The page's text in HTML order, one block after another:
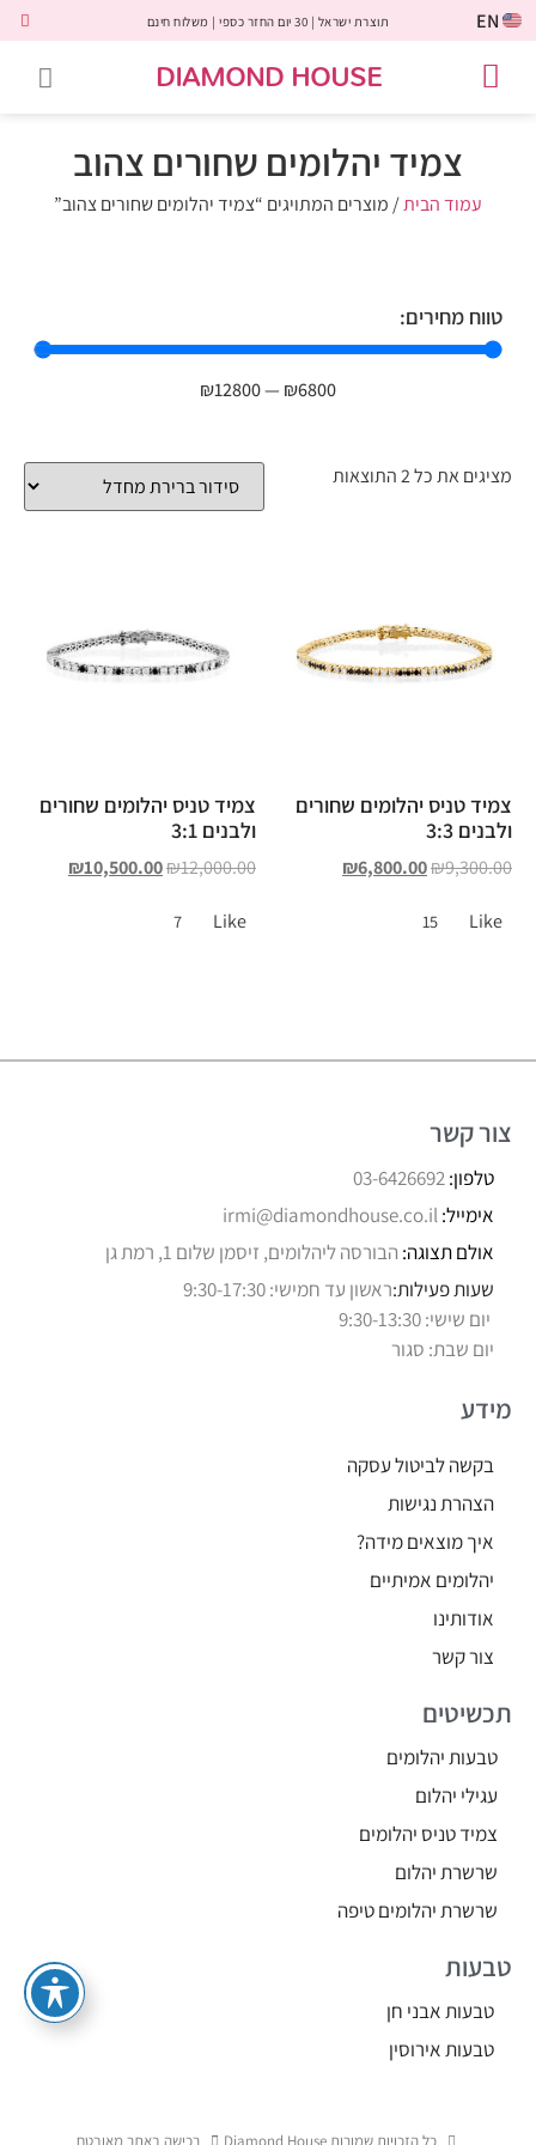
EN תוצרת ישראל | 30 יום החזר כספי | משלוח חינם
DIAMOND HOUSE
צמיד יהלומים שחורים צהוב
עמוד הבית/ מוצרים המתויגים “צמיד יהלומים שחורים צהוב”
טווח מחירים:
₪6800
—
₪12800
מציגים את כל ⁦2⁩ התוצאות
צמיד טניס יהלומים שחורים
ולבנים 3:3
₪9,300.00
₪6,800.00
Like
15
צמיד טניס יהלומים שחורים
ולבנים 3:1
₪12,000.00
₪10,500.00
Like
7
צור קשר
טלפון:03-6426692
אימייל:irmi@diamondhouse.co.il
אולם תצוגה: הבורסה ליהלומים, זיסמן שלום 1, רמת גן
שעות פעילות:ראשון עד חמישי: 9:30-17:30
יום שישי: 9:30-13:30
יום שבת: סגור
מידע
בקשה לביטול עסקה
הצהרת נגישות
איך מוצאים מידה?
יהלומים אמיתיים
אודותינו
צור קשר
תכשיטים
טבעות יהלומים
עגילי יהלום
צמיד טניס יהלומים
שרשרת יהלום
שרשרת יהלומים טיפה
טבעות
טבעות אבני חן
טבעות אירוסין